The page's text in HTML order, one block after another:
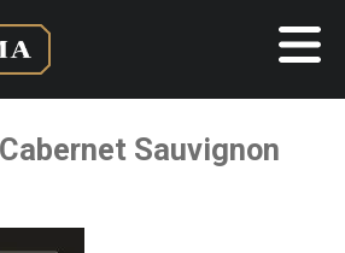
Sauvignon